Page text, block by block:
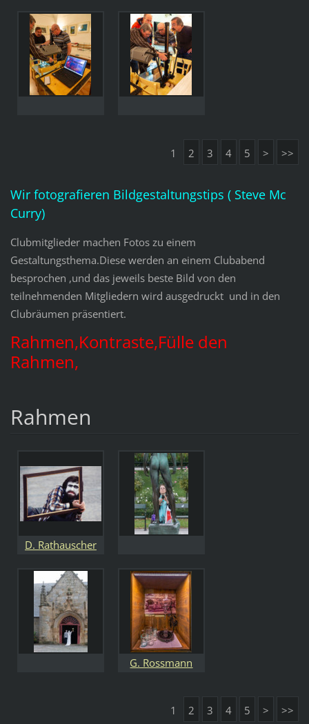
1 2 3 4 5 > >>
Wir fotografieren Bildgestaltungstips ( Steve Mc
Curry)
Clubmitglieder machen Fotos zu einem
Gestaltungsthema.Diese werden an einem Clubabend
besprochen ,und das jeweils beste Bild von den
teilnehmenden Mitgliedern wird ausgedruckt und in den
Clubräumen präsentiert.
Rahmen,Kontraste,Fülle den
Rahmen,
Rahmen
D. Rathauscher
G. Rossmann
1 2 3 4 5 > >>